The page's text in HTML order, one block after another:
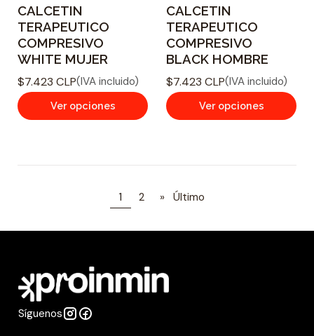
CALCETIN
TERAPEUTICO
COMPRESIVO
WHITE MUJER
$7.423 CLP(IVA incluido)
Ver opciones
CALCETIN
TERAPEUTICO
COMPRESIVO
BLACK HOMBRE
$7.423 CLP(IVA incluido)
Ver opciones
1 2 » Último
Síguenos